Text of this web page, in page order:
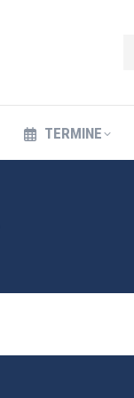
TERMINE